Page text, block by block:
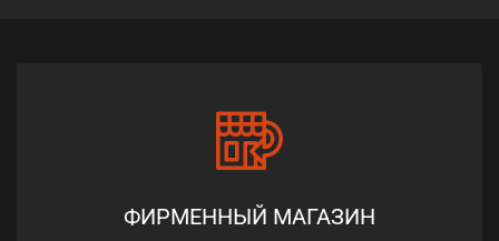
ФИРМЕННЫЙ МАГАЗИН